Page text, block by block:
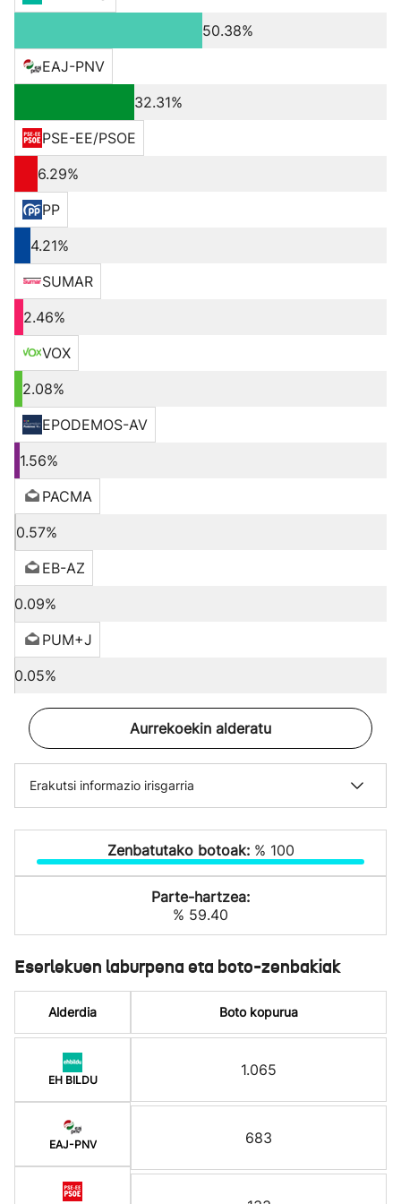
50.38%
EAJ-PNV
32.31%
PSE-EE/PSOE
6.29%
PP
4.21%
SUMAR
2.46%
VOX
2.08%
EPODEMOS-AV
1.56%
PACMA
0.57%
EB-AZ
0.09%
PUM+J
0.05%
Aurrekoekin alderatu
Erakutsi informazio irisgarria
Zenbatutako botoak: % 100
Parte-hartzea:
% 59.40
Eserlekuen laburpena eta boto-zenbakiak
Alderdia
EH BILDU
EAJ-PNV
Boto kopurua
1.065
683